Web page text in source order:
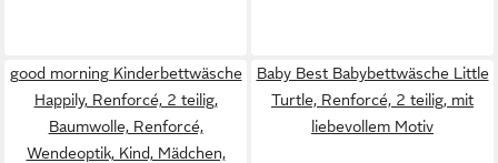
good morning Kinderbettwäsche
Happily, Renforcé, 2 teilig,
Baumwolle, Renforcé,
Wendeoptik, Kind, Mädchen,
Baby Best Babybettwäsche Little
Turtle, Renforcé, 2 teilig, mit
liebevollem Motiv